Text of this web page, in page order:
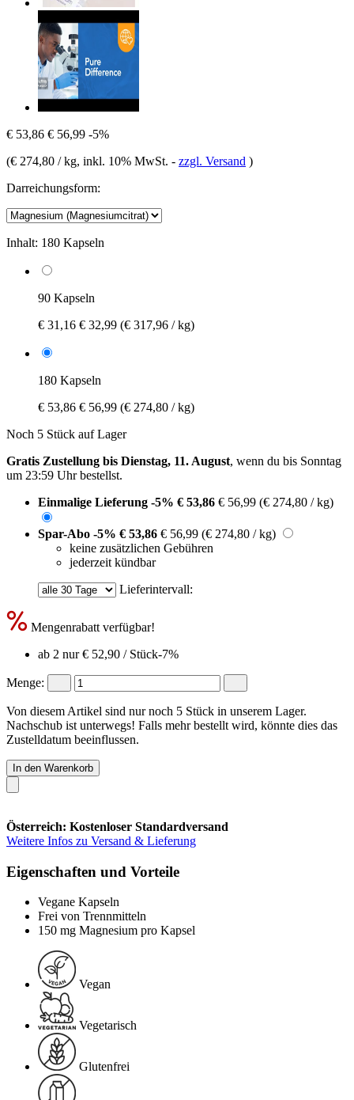
€ 53,86 € 56,99 -5%
(€ 274,80 / kg, inkl. 10% MwSt. - zzgl. Versand )
Darreichungsform:
Inhalt: 180 Kapseln
90 Kapseln
€ 31,16 € 32,99 (€ 317,96 / kg)
180 Kapseln
€ 53,86 € 56,99 (€ 274,80 / kg)
Noch 5 Stück auf Lager
Gratis Zustellung bis Dienstag, 11. August, wenn du bis Sonntag
um 23:59 Uhrbestellst.
Einmalige Lieferung -5% € 53,86 € 56,99 (€ 274,80 / kg)
Spar-Abo -5% € 53,86 € 56,99 (€ 274,80 / kg)
keine zusätzlichen Gebühren
jederzeit kündbar
Lieferintervall:
Mengenrabatt verfügbar!
ab 2 nur€ 52,90 / Stück-7%
Menge:
Von diesem Artikel sind nur noch 5 Stück in unserem Lager.
Nachschub ist unterwegs! Falls mehr bestellt wird, könnte dies das
Zustelldatum beeinflussen.
In den Warenkorb
Österreich: Kostenloser Standardversand
Weitere Infos zu Versand & Lieferung
Eigenschaften und Vorteile
Vegane Kapseln
Frei von Trennmitteln
150 mg Magnesium pro Kapsel
Vegan
Vegetarisch
Glutenfrei